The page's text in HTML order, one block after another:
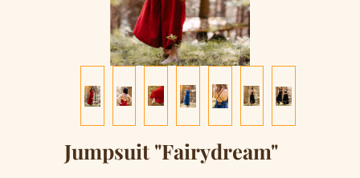
Jumpsuit "Fairydream"